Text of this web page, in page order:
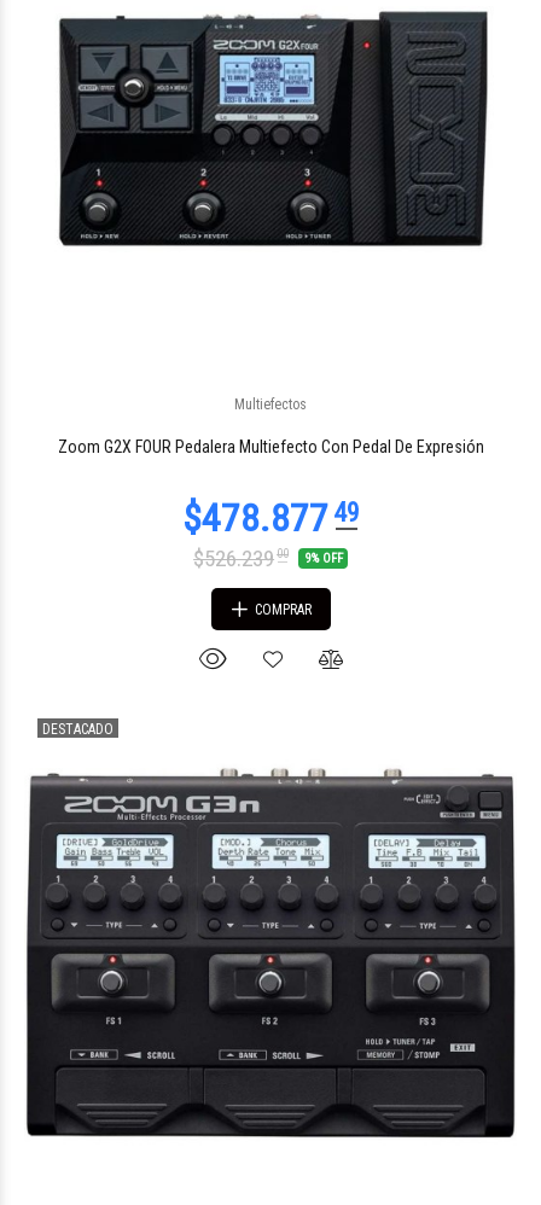
Multiefectos
Zoom G2X FOUR Pedalera Multiefecto Con Pedal De Expresión
$526.23900 9% OFF
COMPRAR
DESTACADO